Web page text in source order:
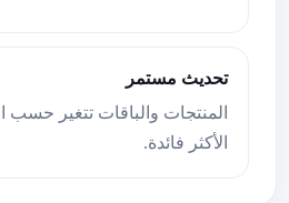
تحديث مستمر
المنتجات والباقات تتغير حسب
الأكثر فائدة.